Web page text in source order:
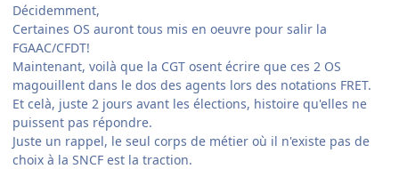
Décidemment,
Certaines OS auront tous mis en oeuvre pour salir la
FGAAC/CFDT!
Maintenant, voilà que la CGT osent écrire que ces 2 OS
magouillent dans le dos des agents lors des notations FRET.
Et celà, juste 2 jours avant les élections, histoire qu'elles ne
puissent pas répondre.
Juste un rappel, le seul corps de métier où il n'existe pas de
choix à la SNCF est la traction.